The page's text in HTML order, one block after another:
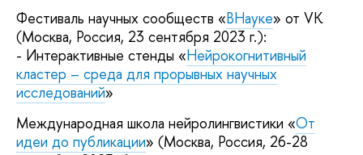
Фестиваль научных сообществ «ВНауке» от VK
(Москва, Россия, 23 сентября 2023 г.):
- Интерактивные стенды «Нейрокогнитивный
кластер – среда для прорывных научных
исследований»
Международная школа нейролингвистики «От
идеи до публикации» (Москва, Россия, 26-28